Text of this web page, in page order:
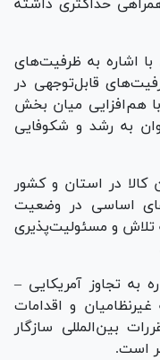
حداکثری داشته
اشاره به ظرفیت‌های
قابل‌توجهی در
هم‌افزایی میان بخش
به رشد و شکوفایی
در استان و کشور
اساسی در وضعیت
تلاش و مسئولیت‌پذیری
به تجاوز آمریکایی –
و اقدامات
بین‌المللی سازگار
است.